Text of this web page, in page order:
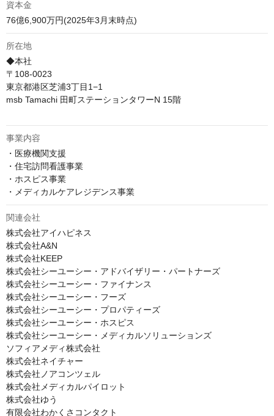
資本金
76億6,900万円(2025年3月末時点)
所在地
◆本社
〒108-0023
東京都港区芝浦3丁目1−1
msb Tamachi 田町ステーションタワーN 15階
事業内容
・医療機関支援
・住宅訪問看護事業
・ホスピス事業
・メディカルケアレジデンス事業
関連会社
株式会社アイハピネス
株式会社A&N
株式会社KEEP
株式会社シーユーシー・アドバイザリー・パートナーズ
株式会社シーユーシー・ファイナンス
株式会社シーユーシー・フーズ
株式会社シーユーシー・プロパティーズ
株式会社シーユーシー・ホスピス
株式会社シーユーシー・メディカルソリューションズ
ソフィアメディ株式会社
株式会社ネイチャー
株式会社ノアコンツェル
株式会社メディカルパイロット
株式会社ゆう
有限会社わかくさコンタクト